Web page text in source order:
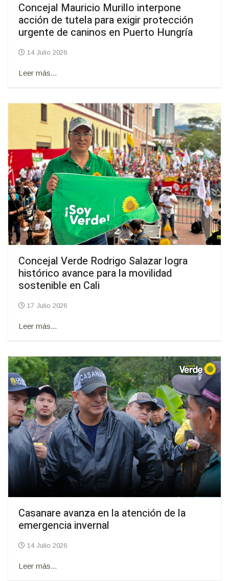
Concejal Mauricio Murillo interpone
acción de tutela para exigir protección
urgente de caninos en Puerto Hungría
14 Julio 2026
Leer más...
Concejal Verde Rodrigo Salazar logra
histórico avance para la movilidad
sostenible en Cali
17 Julio 2026
Leer más...
Casanare avanza en la atención de la
emergencia invernal
14 Julio 2026
Leer más...